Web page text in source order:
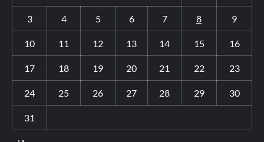
3 4 5 6 7 8 9
10 11 12 13 14 15 16
17 18 19 20 21 22 23
24 25 26 27 28 29 30
31